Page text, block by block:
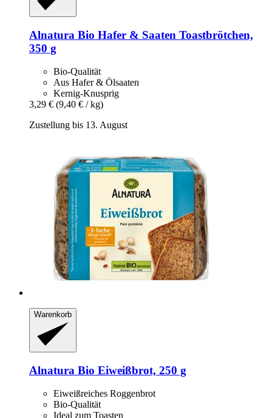
Alnatura Bio Hafer & Saaten Toastbrötchen,
350 g
Bio-Qualität
Aus Hafer & Ölsaaten
Kernig-Knusprig
3,29 € (9,40 € / kg)
Zustellung bis 13. August
Warenkorb
Alnatura Bio Eiweißbrot, 250 g
Eiweißreiches Roggenbrot
Bio-Qualität
Ideal zum Toasten